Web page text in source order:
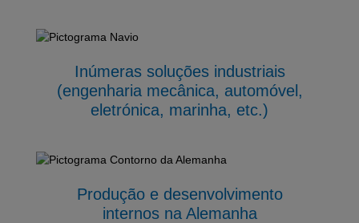
Inúmeras soluções industriais
(engenharia mecânica, automóvel,
eletrónica, marinha, etc.)
Produção e desenvolvimento
internos na Alemanha